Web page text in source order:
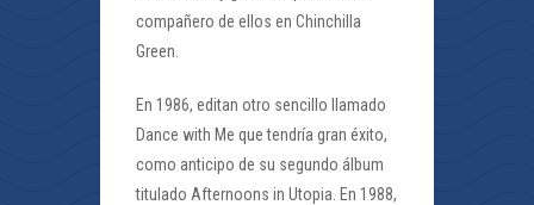
compañero de ellos en Chinchilla
Green.
En 1986, editan otro sencillo llamado
Dance with Me que tendría gran éxito,
como anticipo de su segundo álbum
titulado Afternoons in Utopia. En 1988,